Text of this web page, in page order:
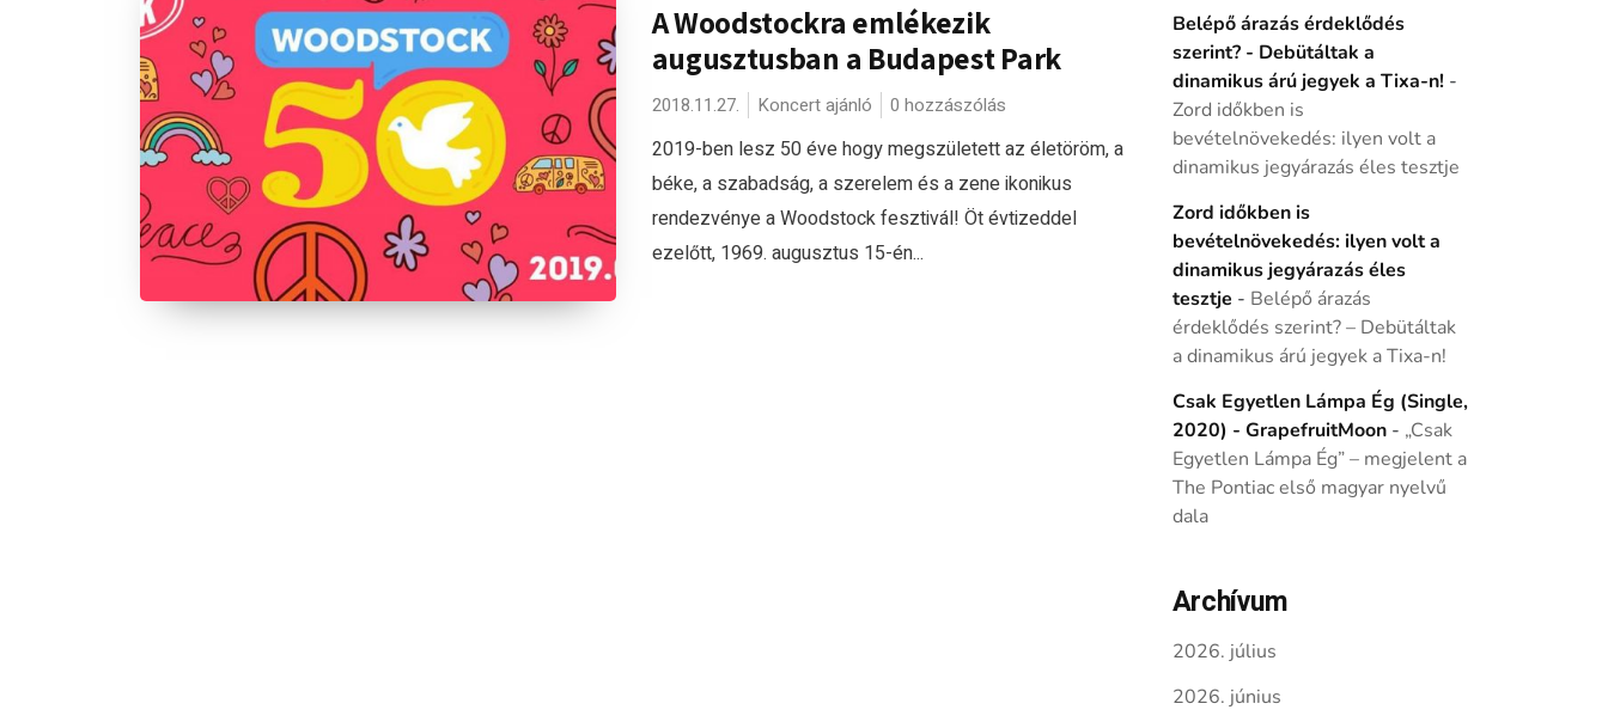
A Woodstockra emlékezik
augusztusban a Budapest Park
2018.11.27. Koncert ajánló 0 hozzászólás
2019-ben lesz 50 éve hogy megszületett az életöröm, a
béke, a szabadság, a szerelem és a zene ikonikus
rendezvénye a Woodstock fesztivál! Öt évtizeddel
ezelőtt, 1969. augusztus 15-én...
Belépő árazás érdeklődés
szerint? - Debütáltak a
dinamikus árú jegyek a Tixa-n! -
Zord időkben is
bevételnövekedés: ilyen volt a
dinamikus jegyárazás éles tesztje
Zord időkben is
bevételnövekedés: ilyen volt a
dinamikus jegyárazás éles
tesztje - Belépő árazás
érdeklődés szerint? – Debütáltak
a dinamikus árú jegyek a Tixa-n!
Csak Egyetlen Lámpa Ég (Single,
2020) - GrapefruitMoon- „Csak
Egyetlen Lámpa Ég” – megjelent a
The Pontiac első magyar nyelvű
dala
Archívum
2026. július
2026. június